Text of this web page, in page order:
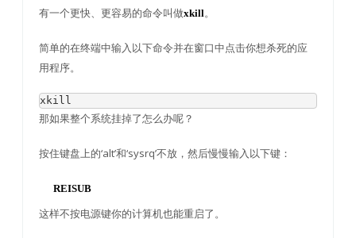
有一个更快、更容易的命令叫做xkill。
简单的在终端中输入以下命令并在窗口中点击你想杀死的应
用程序。
xkill
那如果整个系统挂掉了怎么办呢？
按住键盘上的‘alt’和‘sysrq’不放，然后慢慢输入以下键：
REISUB
这样不按电源键你的计算机也能重启了。